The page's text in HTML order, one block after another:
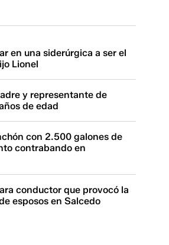
en una siderúrgica a ser el
Lionel
y representante de
de edad
con 2.500 galones de
contrabando en
conductor que provocó la
esposos en Salcedo